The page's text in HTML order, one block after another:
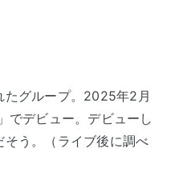
たグループ。2025年2月
でデビュー。デビューし
う。（ライブ後に調べ